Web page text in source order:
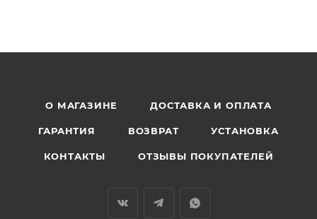
О МАГАЗИНЕ ДОСТАВКА И ОПЛАТА
ГАРАНТИЯ ВОЗВРАТ УСТАНОВКА
КОНТАКТЫ ОТЗЫВЫ ПОКУПАТЕЛЕЙ